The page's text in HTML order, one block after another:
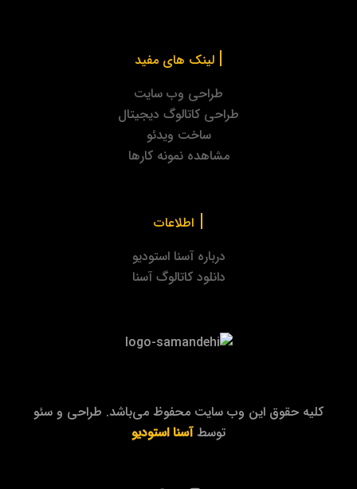
| لینک های مفید
طراحی وب سایت
طراحی کاتالوگ دیجیتال
ساخت ویدئو
مشاهده نمونه کارها
|اطلاعات
درباره آسنا استودیو
دانلود کاتالوگ آسنا
کلیه حقوق این وب سایت محفوظ می‌باشد. طراحی و سئو
توسط آسنا استودیو